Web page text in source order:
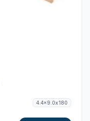
4.4x9.0x180